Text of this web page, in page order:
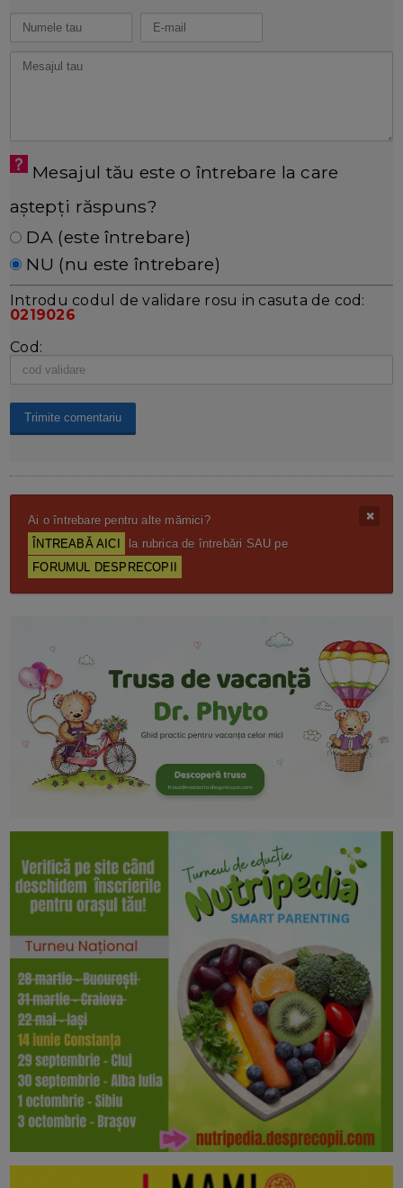
Mesajul tău este o întrebare la care
aștepți răspuns?
DA (este întrebare)
NU (nu este întrebare)
Introdu codul de validare rosu in casuta de cod:
0219026
Cod:
Ai o întrebare pentru alte mămici?
ÎNTREABĂ AICI
la rubrica de întrebări SAU pe
FORUMUL DESPRECOPII